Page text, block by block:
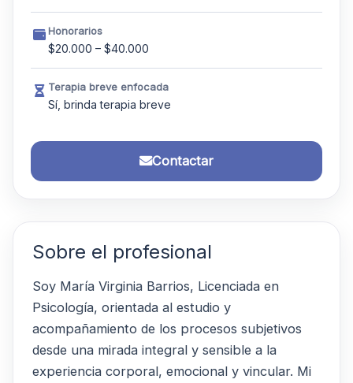
Honorarios
$20.000 – $40.000
Terapia breve enfocada
Sí, brinda terapia breve
Contactar
Sobre el profesional
Soy María Virginia Barrios, Licenciada en
Psicología, orientada al estudio y
acompañamiento de los procesos subjetivos
desde una mirada integral y sensible a la
experiencia corporal, emocional y vincular. Mi